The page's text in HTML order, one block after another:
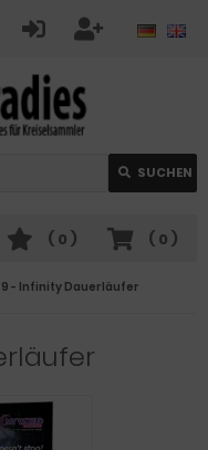
SUCHEN
( 0 )
( 0 )
- Infinity Dauerläufer